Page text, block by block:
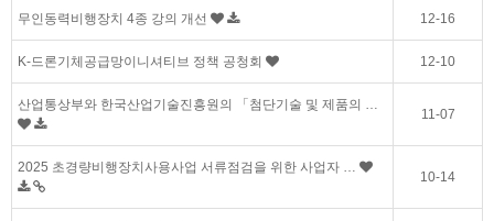
무인동력비행장치 4종 강의 개선 12-16
K-드론기체공급망이니셔티브 정책 공청회 12-10
산업통상부와 한국산업기술진흥원의 「첨단기술 및 제품의 …
11-07
2025 초경량비행장치사용사업 서류점검을 위한 사업자 …
10-14